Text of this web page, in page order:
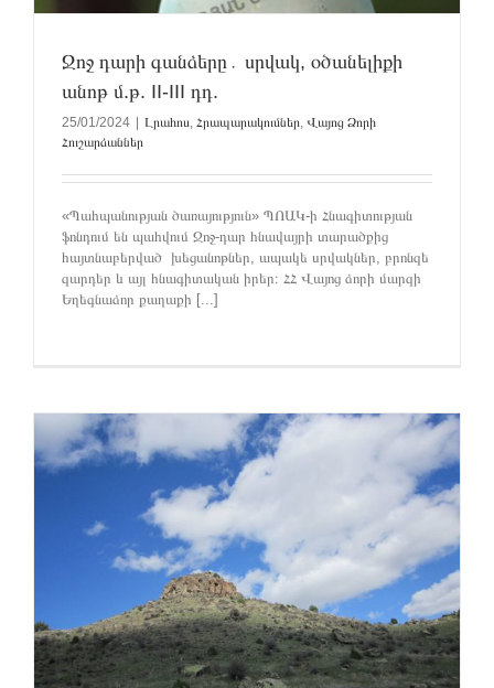
Ջոջ դարի գանձերը․ սրվակ, օծանելիքի
անոթ մ.թ. II-III դդ.
25/01/2024 Լրահոս, Հրապարակումներ, Վայոց Ձորի
Հուշարձաններ
«Պահպանության ծառայություն» ՊՈԱԿ-ի Հնագիտության
ֆոնդում են պահվում Ջոջ-դար հնավայրի տարածքից
հայտնաբերված խեցանոթներ, ապակե սրվակներ, բրոնզե
զարդեր և այլ հնագիտական իրեր։ ՀՀ Վայոց ձորի մարզի
Եղեգնաձոր քաղաքի [...]